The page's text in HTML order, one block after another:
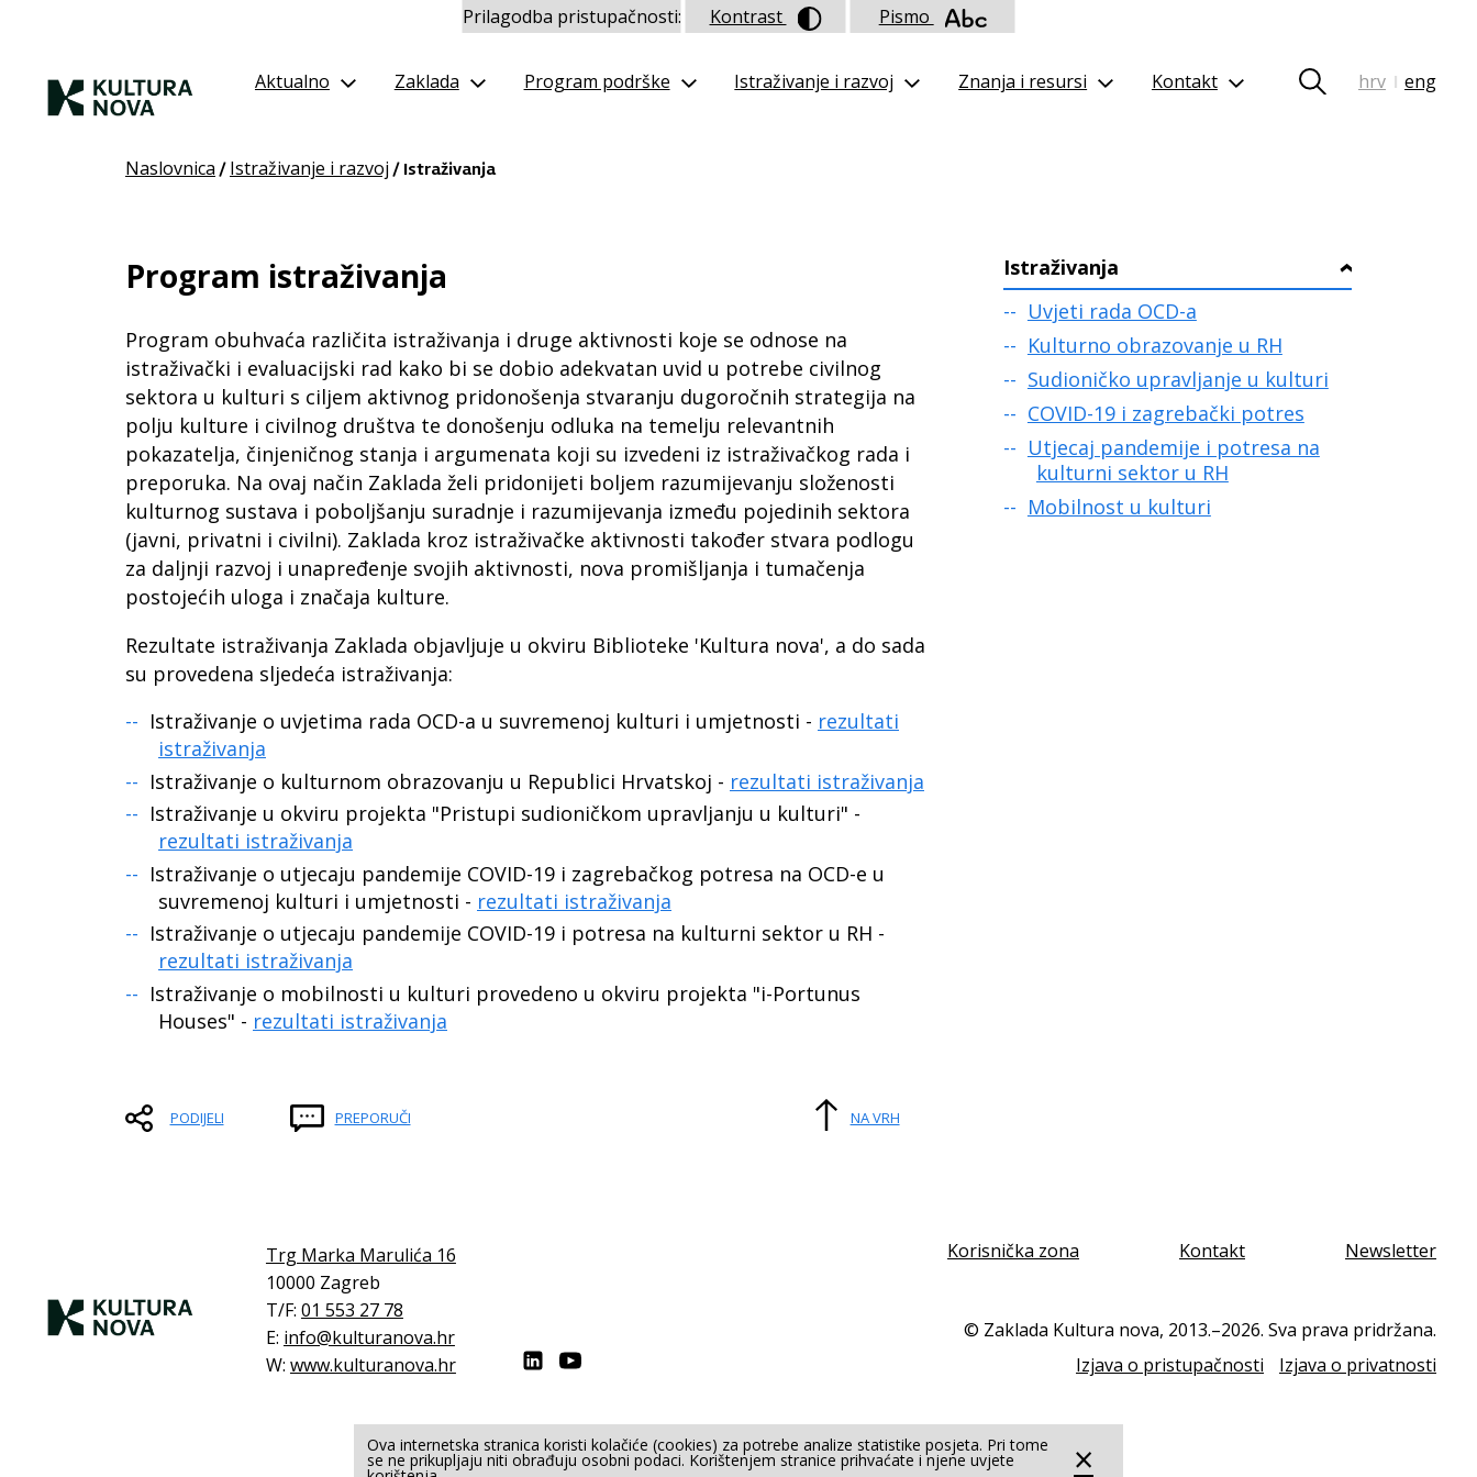
Aktualno Zaklada Program podrške Istraživanje i razvoj Znanja i resursi Kontakt hrv | eng
Naslovnica / Istraživanje i razvoj / Istraživanja
Program istraživanja
Program obuhvaća različita istraživanja i druge aktivnosti koje se odnose na
istraživački i evaluacijski rad kako bi se dobio adekvatan uvid u potrebe civilnog
sektora u kulturi s ciljem aktivnog pridonošenja stvaranju dugoročnih strategija na
polju kulture i civilnog društva te donošenju odluka na temelju relevantnih
pokazatelja, činjeničnog stanja i argumenata koji su izvedeni iz istraživačkog rada i
preporuka. Na ovaj način Zaklada želi pridonijeti boljem razumijevanju složenosti
kulturnog sustava i poboljšanju suradnje i razumijevanja između pojedinih sektora
(javni, privatni i civilni). Zaklada kroz istraživačke aktivnosti također stvara podlogu
za daljnji razvoj i unapređenje svojih aktivnosti, nova promišljanja i tumačenja
postojećih uloga i značaja kulture.
Rezultate istraživanja Zaklada objavljuje u okviru Biblioteke 'Kultura nova', a do sada
su provedena sljedeća istraživanja:
Istraživanje o uvjetima rada OCD-a u suvremenoj kulturi i umjetnosti - rezultati
istraživanja
Istraživanje o kulturnom obrazovanju u Republici Hrvatskoj - rezultati istraživanja
Istraživanje u okviru projekta "Pristupi sudioničkom upravljanju u kulturi" -
rezultati istraživanja
Istraživanje o utjecaju pandemije COVID-19 i zagrebačkog potresa na OCD-e u
suvremenoj kulturi i umjetnosti - rezultati istraživanja
Istraživanje o utjecaju pandemije COVID-19 i potresa na kulturni sektor u RH -
rezultati istraživanja
Istraživanje o mobilnosti u kulturi provedeno u okviru projekta "i-Portunus
Houses" - rezultati istraživanja
Istraživanja ›
Uvjeti rada OCD-a
Kulturno obrazovanje u RH
Sudioničko upravljanje u kulturi
COVID-19 i zagrebački potres
Utjecaj pandemije i potresa na
kulturni sektor u RH
Mobilnost u kulturi
PODIJELI PREPORUČI NA VRH
Trg Marka Marulića 16
10000 Zagreb
T/F: 01 553 27 78
E: info@kulturanova.hr
W: www.kulturanova.hr
Korisnička zona Kontakt Newsletter
© Zaklada Kultura nova, 2013.–2026. Sva prava pridržana.
Izjava o pristupačnosti
Izjava o privatnosti
No Result Website Carbon ×
Ova internetska stranica koristi kolačiće (cookies) za potrebe analize statistike posjeta. Pri tome
se ne prikupljaju niti obrađuju osobni podaci. Korištenjem stranice prihvaćate i njene uvjete
Prilagodba pristupačnosti: Kontrast Pismo